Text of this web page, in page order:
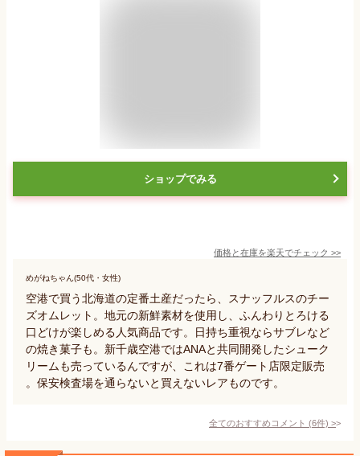
ショップでみる
価格と在庫を楽天でチェック >>
めがねちゃん(50代・女性)
空港で買う北海道の定番土産だったら、スナッフルスのチー
ズオムレット。地元の新鮮素材を使用し、ふんわりとろける
口どけが楽しめる人気商品です。日持ち重視ならサブレなど
の焼き菓子も。新千歳空港ではANAと共同開発したシューク
リームも売っているんですが、これは7番ゲート店限定販売
。保安検査場を通らないと買えないレアものです。
全てのおすすめコメント (6件) >